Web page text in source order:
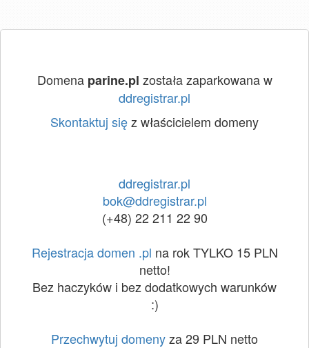
Domena parine.pl została zaparkowana w
ddregistrar.pl
Skontaktuj sięz właścicielem domeny
ddregistrar.pl
bok@ddregistrar.pl
(+48) 22 211 22 90
Rejestracja domen .pl na rok TYLKO 15 PLN
netto!
Bez haczyków i bez dodatkowych warunków
:)
Przechwytuj domenyza 29 PLN netto